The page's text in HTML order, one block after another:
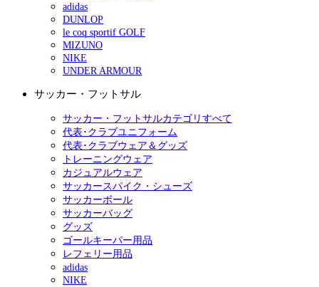
adidas
DUNLOP
le coq sportif GOLF
MIZUNO
NIKE
UNDER ARMOUR
サッカー・フットサル
サッカー・フットサルカテゴリすべて
代表･クラブユニフォーム
代表･クラブウェア＆グッズ
トレーニングウェア
カジュアルウェア
サッカースパイク・シューズ
サッカーボール
サッカーバッグ
グッズ
ゴールキーパー用品
レフェリー用品
adidas
NIKE